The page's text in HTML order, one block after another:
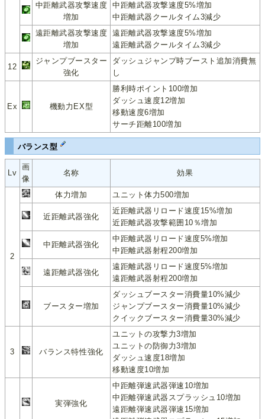
中距離武器攻撃速度
増加
中距離武器攻撃速度5%増加
中距離武器クールタイム3減少
遠距離武器攻撃速度
増加
遠距離武器攻撃速度5%増加
遠距離武器クールタイム3減少
12
ジャンプブースター
強化
ダッシュジャンプ時ブースト追加消費無
し
Ex 機動力EX型
勝利時ポイント100増加
ダッシュ速度12増加
移動速度6増加
サーチ距離100増加
バランス型
Lv
画
像
名称 効果
2
体力増加 ユニット体力500増加
近距離武器強化
近距離武器リロード速度15%増加
近距離武器攻撃範囲10％増加
中距離武器強化
中距離武器リロード速度5%増加
中距離武器射程200増加
遠距離武器強化
遠距離武器リロード速度5%増加
遠距離武器射程200増加
ブースター増加
ダッシュブースター消費量10%減少
ジャンプブースター消費量10%減少
クイックブースター消費量30%減少
3 バランス特性強化
ユニットの攻撃力3増加
ユニットの防御力3増加
ダッシュ速度18増加
移動速度10増加
実弾強化
中距離弾速武器弾速10増加
中距離弾速武器スプラッシュ10増加
遠距離弾速武器弾速15増加